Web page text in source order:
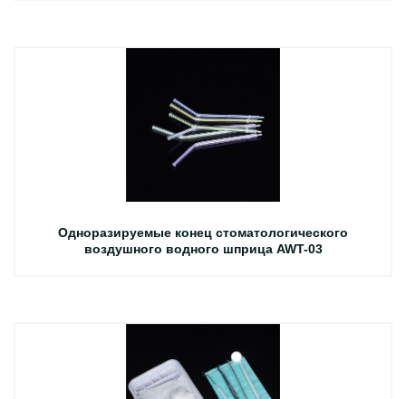
Одноразируемые конец стоматологического
воздушного водного шприца AWT-03